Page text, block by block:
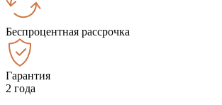
Беспроцентная рассрочка
Гарантия
2 года